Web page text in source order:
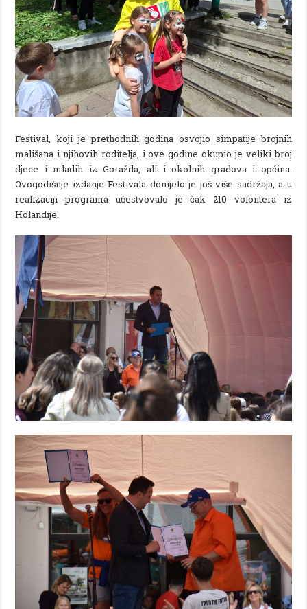
Festival, koji je prethodnih godina osvojio simpatije brojnih
mališana i njihovih roditelja, i ove godine okupio je veliki broj
djece i mladih iz Goražda, ali i okolnih gradova i općina.
Ovogodišnje izdanje Festivala donijelo je još više sadržaja, a u
realizaciji programa učestvovalo je čak 210 volontera iz
Holandije.